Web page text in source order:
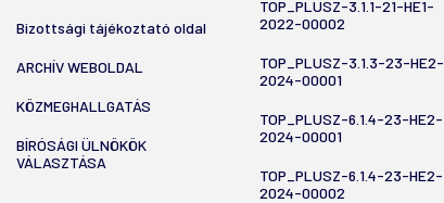
Bizottsági tájékoztató oldal
ARCHÍV WEBOLDAL
KÖZMEGHALLGATÁS
BÍRÓSÁGI ÜLNÖKÖK
VÁLASZTÁSA
TOP_PLUSZ-3.1.1-21-HE1-
2022-00002
TOP_PLUSZ-3.1.3-23-HE2-
2024-00001
TOP_PLUSZ-6.1.4-23-HE2-
2024-00001
TOP_PLUSZ-6.1.4-23-HE2-
2024-00002